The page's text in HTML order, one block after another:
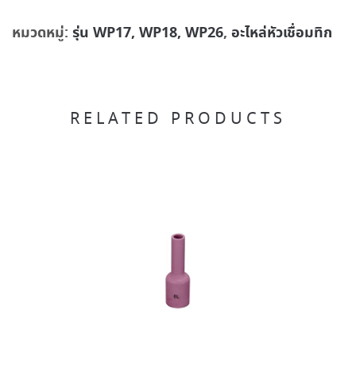
หมวดหมู่: รุ่น WP17, WP18, WP26, อะไหล่หัวเชื่อมทิก
RELATED PRODUCTS